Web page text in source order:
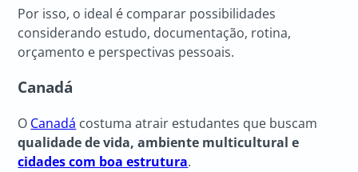
Por isso, o ideal é comparar possibilidades
considerando estudo, documentação, rotina,
orçamento e perspectivas pessoais.
Canadá
O Canadá costuma atrair estudantes que buscam
qualidade de vida, ambiente multicultural e
cidades com boa estrutura.